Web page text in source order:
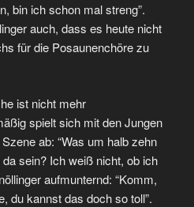
bin ich schon mal streng”.
auch, dass es heute nicht
für die Posaunenchöre zu
ist nicht mehr
spielt sich mit den Jungen
ab: “Was um halb zehn
sein? Ich weiß nicht, ob ich
aufmunternd: “Komm,
du kannst das doch so toll”.